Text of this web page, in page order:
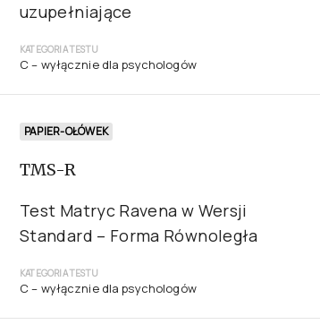
uzupełniające
KATEGORIA TESTU
C – wyłącznie dla psychologów
PAPIER-OŁÓWEK
TMS-R
Test Matryc Ravena w Wersji
Standard – Forma Równoległa
KATEGORIA TESTU
C – wyłącznie dla psychologów